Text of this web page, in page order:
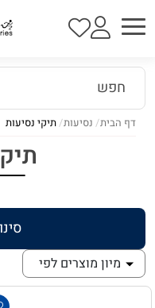
דף הבית נסיעות תיקי נסיעות
מיון מוצרים לפי